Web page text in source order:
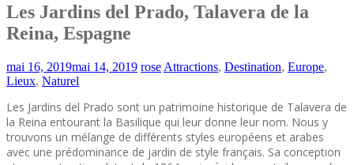
Les Jardins del Prado, Talavera de la
Reina, Espagne
mai 16, 2019mai 14, 2019 rose Attractions, Destination, Europe,
Lieux, Naturel
Les Jardins del Prado sont un patrimoine historique de Talavera de
la Reina entourant la Basilique qui leur donne leur nom. Nous y
trouvons un mélange de différents styles européens et arabes
avec une prédominance de jardin de style français. Sa conception